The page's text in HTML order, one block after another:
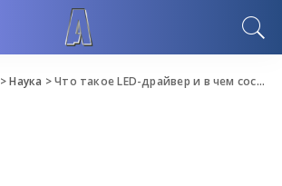
>Наука >Что такое LED-драйвер и в чем состоят его преимущества